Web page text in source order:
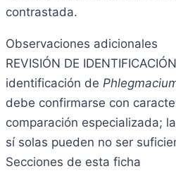
contrastada.
Observaciones adicionales
REVISIÓN DE
identificación de
debe confirmarse con
comparación especializada;
sí solas pueden no ser
Secciones de esta ficha